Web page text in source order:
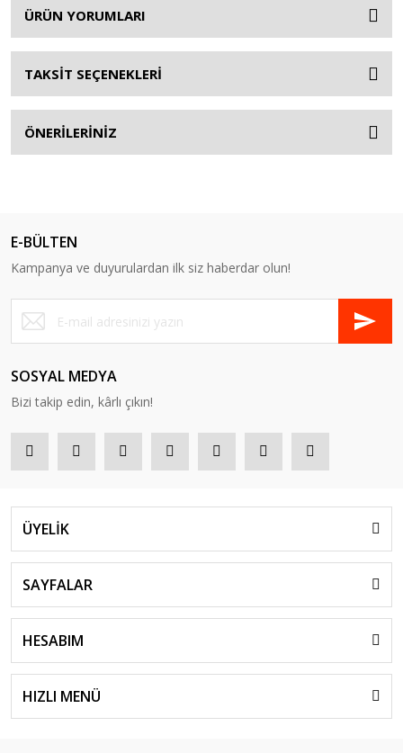
ÜRÜN YORUMLARI
TAKSİT SEÇENEKLERİ
ÖNERİLERİNİZ
E-BÜLTEN
Kampanya ve duyurulardan ilk siz haberdar olun!
SOSYAL MEDYA
Bizi takip edin, kârlı çıkın!
ÜYELİK
SAYFALAR
HESABIM
HIZLI MENÜ